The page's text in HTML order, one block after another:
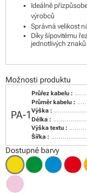
Ideálně
výrobců
Správná velikost
Díky šípovitému
jednotlivých
Možnosti produktu
PA-1
Průřez kabelu :
Průměr kabelu :
Výška :
Délka :
Výška textu :
Šířka :
Dostupné barvy